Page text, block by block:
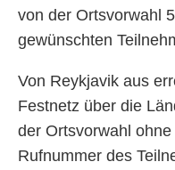
von der Ortsvorwahl
gewünschten
Von Reykjavik aus
Festnetz über die
der Ortsvorwahl
Rufnummer des